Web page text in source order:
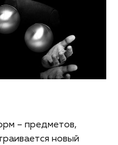
– предметов,
новый